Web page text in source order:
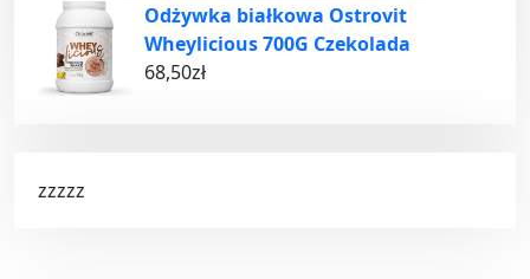
Odżywka białkowa Ostrovit
Wheylicious 700G Czekolada
68,50zł
zzzzz